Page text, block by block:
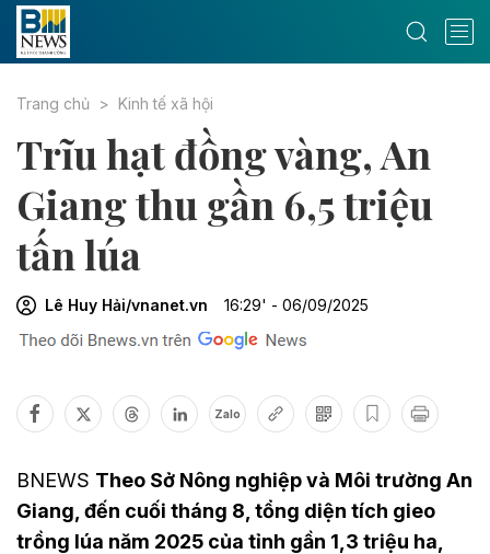
Trang chủ Kinh tế xã hội
Trĩu hạt đồng vàng, An
Giang thu gần 6,5 triệu
tấn lúa
Lê Huy Hải/vnanet.vn 16:29' - 06/09/2025
Zalo
BNEWS Theo Sở Nông nghiệp và Môi trường An
Giang, đến cuối tháng 8, tổng diện tích gieo
trồng lúa năm 2025 của tỉnh gần 1,3 triệu ha,